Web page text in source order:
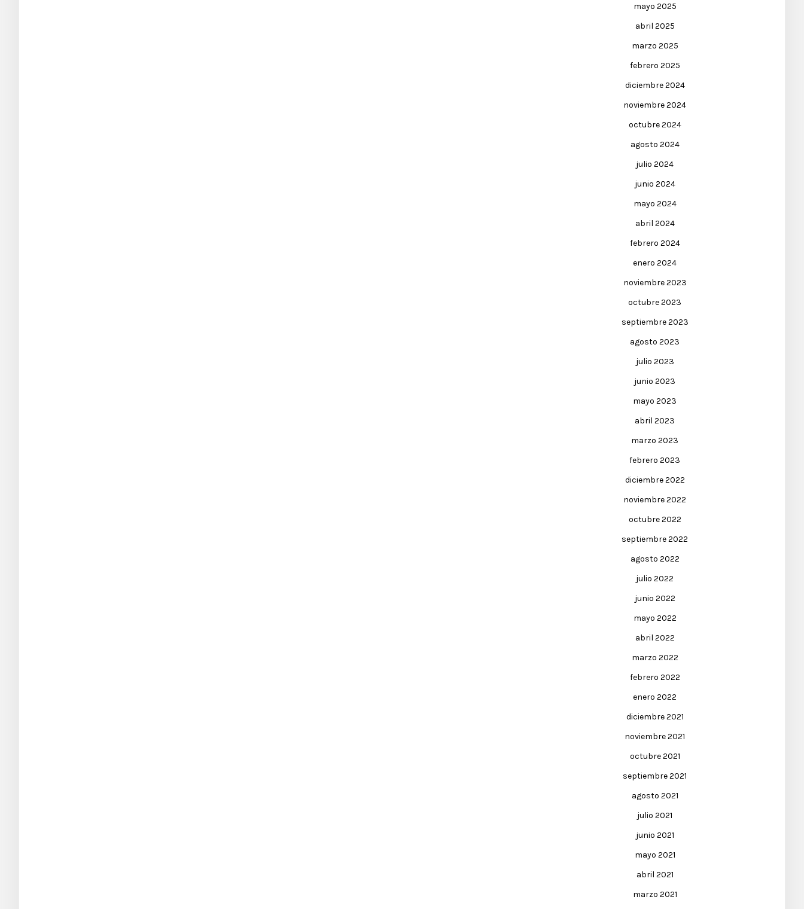
mayo 2025
abril 2025
marzo 2025
febrero 2025
diciembre 2024
noviembre 2024
octubre 2024
agosto 2024
julio 2024
junio 2024
mayo 2024
abril 2024
febrero 2024
enero 2024
noviembre 2023
octubre 2023
septiembre 2023
agosto 2023
julio 2023
junio 2023
mayo 2023
abril 2023
marzo 2023
febrero 2023
diciembre 2022
noviembre 2022
octubre 2022
septiembre 2022
agosto 2022
julio 2022
junio 2022
mayo 2022
abril 2022
marzo 2022
febrero 2022
enero 2022
diciembre 2021
noviembre 2021
octubre 2021
septiembre 2021
agosto 2021
julio 2021
junio 2021
mayo 2021
abril 2021
marzo 2021